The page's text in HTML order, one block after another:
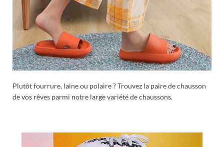
Plutôt fourrure, laine ou polaire ? Trouvez la paire de chausson
de vos rêves parmi notre large variété de chaussons.